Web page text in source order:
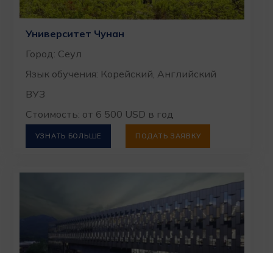
Университет Чунан
Город: Сеул
Язык обучения: Корейский, Английский
ВУЗ
Стоимость: от 6 500 USD в год
УЗНАТЬ БОЛЬШЕ ПОДАТЬ ЗАЯВКУ